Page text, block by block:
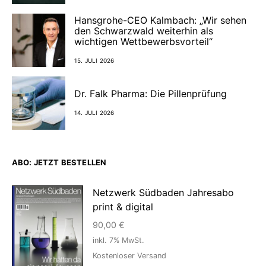
Hansgrohe-CEO Kalmbach: „Wir sehen
den Schwarzwald weiterhin als
wichtigen Wettbewerbsvorteil“
15. JULI 2026
Dr. Falk Pharma: Die Pillenprüfung
14. JULI 2026
ABO: JETZT BESTELLEN
Netzwerk Südbaden Jahresabo
print & digital
90,00 €
inkl. 7% MwSt.
Kostenloser Versand